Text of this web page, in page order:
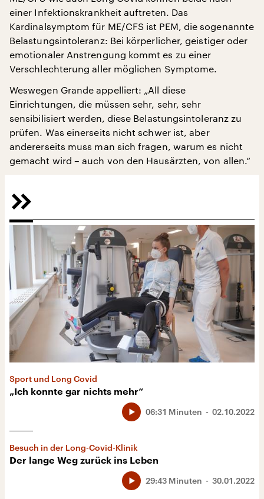
einer Infektionskrankheit auftreten. Das
Kardinalsymptom für ME/CFS ist PEM, die sogenannte
Belastungsintoleranz: Bei körperlicher, geistiger oder
emotionaler Anstrengung kommt es zu einer
Verschlechterung aller möglichen Symptome.
Weswegen Grande appelliert: „All diese
Einrichtungen, die müssen sehr, sehr, sehr
sensibilisiert werden, diese Belastungsintoleranz zu
prüfen. Was einerseits nicht schwer ist, aber
andererseits muss man sich fragen, warum es nicht
gemacht wird – auch von den Hausärzten, von allen.“
Sport und Long Covid
„Ich konnte gar nichts mehr“
02.10.2022
06:31 Minuten
Besuch in der Long-Covid-Klinik
Der lange Weg zurück ins Leben
30.01.2022
29:43 Minuten